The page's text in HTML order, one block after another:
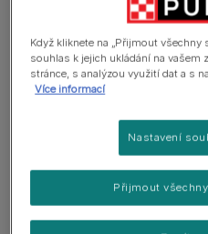
Purina ONE Bifensis Adult granule
Purina ONE Bifensis
kočky losos
Dostupné velikosti balení:
Losos je ve složení na
bílkoviny a
Když kliknete na „Přijmout
souhlas k jejich ukládání na vašem
stránce, s analýzou využití dat a s
Více informací
Nastavení
Přijmout